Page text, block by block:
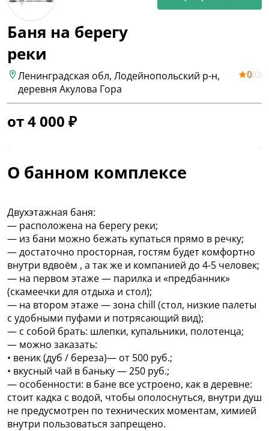
Баня на берегу
реки
Ленинградская обл, Лодейнопольский р-н,
деревня Акулова Гора
0(0)
от4 000 ₽
О банном комплексе
Двухэтажная баня:
— расположена на берегу реки;
— из бани можно бежать купаться прямо в речку;
— достаточно просторная, гостям будет комфортно
внутри вдвоём , а так же и компанией до 4-5 человек;
— на первом этаже — парилка и «предбанник»
(скамеечки для отдыха и стол);
— на втором этаже — зона chill (стол, низкие палеты
с удобными пуфами и потрясающий вид);
— c собой брать: шлепки, купальники, полотенца;
— можно заказать:
• веник (дуб / береза)— от 500 руб.;
• вкусный чай в баньку — 250 руб.;
— особенности: в бане все устроено, как в деревне:
стоит кадка с водой, чтобы ополоснуться, внутри душ
не предусмотрен по технических моментам, химией
внутри пользоваться запрещено.